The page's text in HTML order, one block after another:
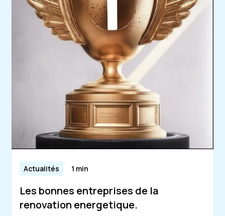
Actualités 1 min
Les bonnes entreprises de la
renovation energetique.